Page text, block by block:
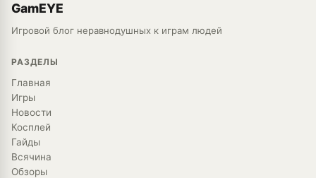
GamEYE
Игровой блог неравнодушных к играм людей
РАЗДЕЛЫ
Главная
Игры
Новости
Косплей
Гайды
Всячина
Обзоры